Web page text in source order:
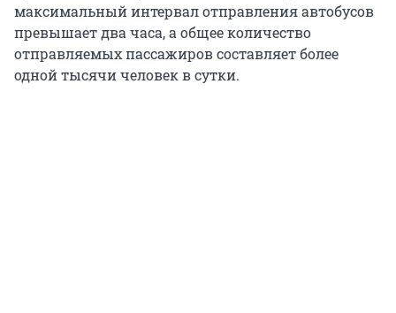
максимальный интервал отправления автобусов
превышает два часа, а общее количество
отправляемых пассажиров составляет более
одной тысячи человек в сутки.